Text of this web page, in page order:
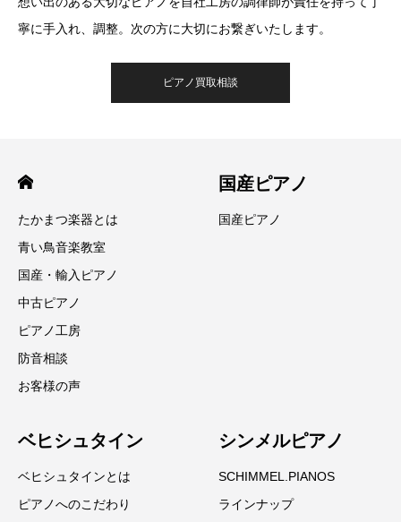
寧に手入れ、調整。次の方に大切にお繋ぎいたします。
ピアノ買取相談
たかまつ楽器とは
青い鳥音楽教室
国産・輸入ピアノ
中古ピアノ
ピアノ工房
防音相談
お客様の声
国産ピアノ
国産ピアノ
ベヒシュタイン
ベヒシュタインとは
ピアノへのこだわり
シンメルピアノ
SCHIMMEL.PIANOS
ラインナップ